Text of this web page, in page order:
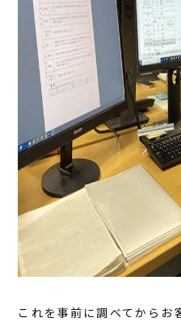
これを事前に調べてからお